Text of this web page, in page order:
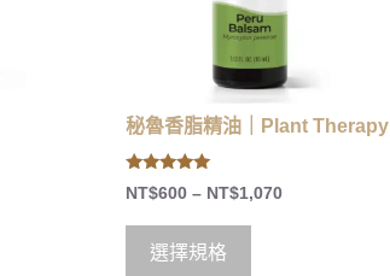
秘魯香脂精油｜Plant Therapy
5.00
out of 5
NT$600 – NT$1,070
選擇規格